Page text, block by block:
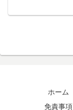
ホーム
免責事項